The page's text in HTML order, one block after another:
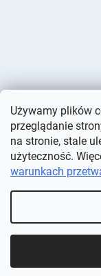
Używamy plików
przeglądanie
na stronie, stale
użyteczność.
warunkach